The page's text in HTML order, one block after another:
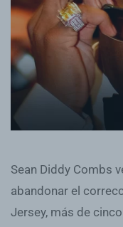
Sean Diddy Combs
abandonar el
Jersey, más de